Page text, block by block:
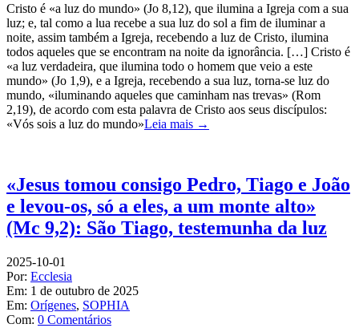
Cristo é «a luz do mundo» (Jo 8,12), que ilumina a Igreja com a sua
luz; e, tal como a lua recebe a sua luz do sol a fim de iluminar a
noite, assim também a Igreja, recebendo a luz de Cristo, ilumina
todos aqueles que se encontram na noite da ignorância. […] Cristo é
«a luz verdadeira, que ilumina todo o homem que veio a este
mundo» (Jo 1,9), e a Igreja, recebendo a sua luz, torna-se luz do
mundo, «iluminando aqueles que caminham nas trevas» (Rom
2,19), de acordo com esta palavra de Cristo aos seus discípulos:
«Vós sois a luz do mundo»Leia mais →
«Jesus tomou consigo Pedro, Tiago e João
e levou-os, só a eles, a um monte alto»
(Mc 9,2): São Tiago, testemunha da luz
2025-10-01
Por: Ecclesia
Em: 1 de outubro de 2025
Em: Orígenes, SOPHIA
Com: 0 Comentários